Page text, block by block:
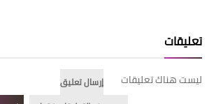
تعليقات
ليست هناك تعليقات
إرسال تعليق